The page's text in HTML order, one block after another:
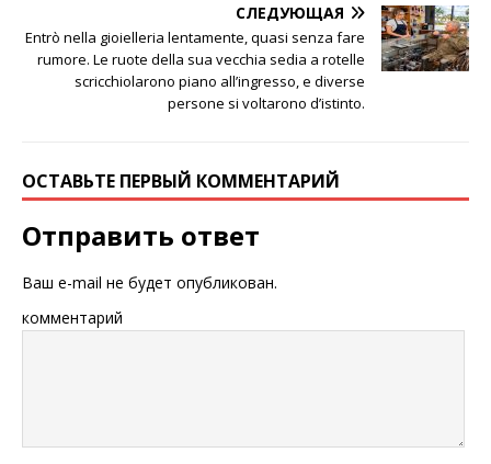
СЛЕДУЮЩАЯ
Entrò nella gioielleria lentamente, quasi senza fare
rumore. Le ruote della sua vecchia sedia a rotelle
scricchiolarono piano all’ingresso, e diverse
persone si voltarono d’istinto.
ОСТАВЬТЕ ПЕРВЫЙ КОММЕНТАРИЙ
Отправить ответ
Ваш e-mail не будет опубликован.
комментарий